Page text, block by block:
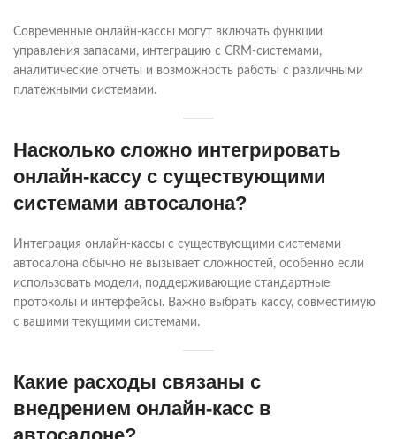
Современные онлайн-кассы могут включать функции
управления запасами, интеграцию с CRM-системами,
аналитические отчеты и возможность работы с различными
платежными системами.
Насколько сложно интегрировать
онлайн-кассу с существующими
системами автосалона?
Интеграция онлайн-кассы с существующими системами
автосалона обычно не вызывает сложностей, особенно если
использовать модели, поддерживающие стандартные
протоколы и интерфейсы. Важно выбрать кассу, совместимую
с вашими текущими системами.
Какие расходы связаны с
внедрением онлайн-касс в